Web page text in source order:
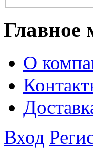
Главное
О
Вход